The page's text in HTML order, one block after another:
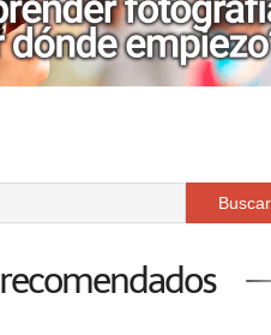
recomendados